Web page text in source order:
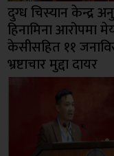
दुग्ध चिस्यान केन्द्र
हिनामिना आरोपमा
केसीसहित ११
भ्रष्टाचार मुद्दा दायर